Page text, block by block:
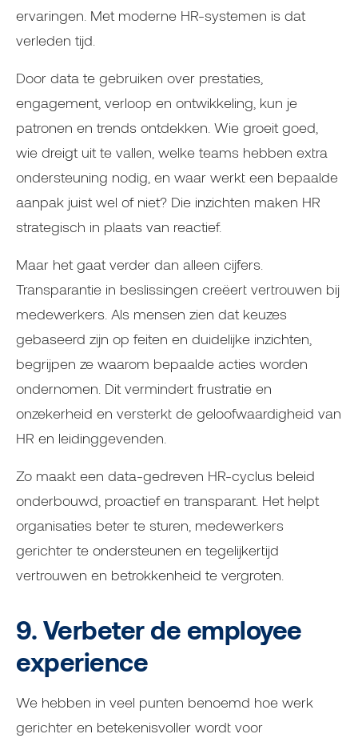
ervaringen. Met moderne HR-systemen is dat
verleden tijd.
Door data te gebruiken over prestaties,
engagement, verloop en ontwikkeling, kun je
patronen en trends ontdekken. Wie groeit goed,
wie dreigt uit te vallen, welke teams hebben extra
ondersteuning nodig, en waar werkt een bepaalde
aanpak juist wel of niet? Die inzichten maken HR
strategisch in plaats van reactief.
Maar het gaat verder dan alleen cijfers.
Transparantie in beslissingen creëert vertrouwen bij
medewerkers. Als mensen zien dat keuzes
gebaseerd zijn op feiten en duidelijke inzichten,
begrijpen ze waarom bepaalde acties worden
ondernomen. Dit vermindert frustratie en
onzekerheid en versterkt de geloofwaardigheid van
HR en leidinggevenden.
Zo maakt een data-gedreven HR-cyclus beleid
onderbouwd, proactief en transparant. Het helpt
organisaties beter te sturen, medewerkers
gerichter te ondersteunen en tegelijkertijd
vertrouwen en betrokkenheid te vergroten.
9. Verbeter de employee
experience
We hebben in veel punten benoemd hoe werk
gerichter en betekenisvoller wordt voor